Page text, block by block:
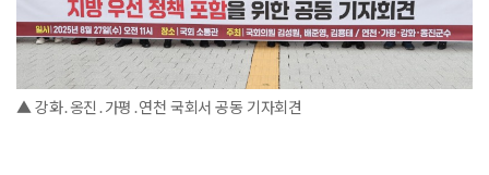
▲ 강화․옹진․가평․연천 국회서 공동 기자회견